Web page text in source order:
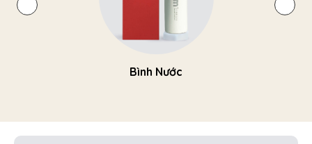
Bình Nước